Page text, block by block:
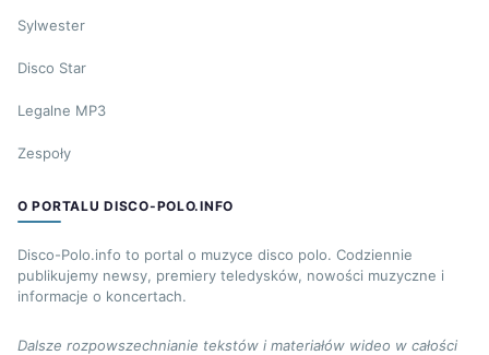
Sylwester
Disco Star
Legalne MP3
Zespoły
O PORTALU DISCO-POLO.INFO
Disco-Polo.info to portal o muzyce disco polo. Codziennie
publikujemy newsy, premiery teledysków, nowości muzyczne i
informacje o koncertach.
Dalsze rozpowszechnianie tekstów i materiałów wideo w całości